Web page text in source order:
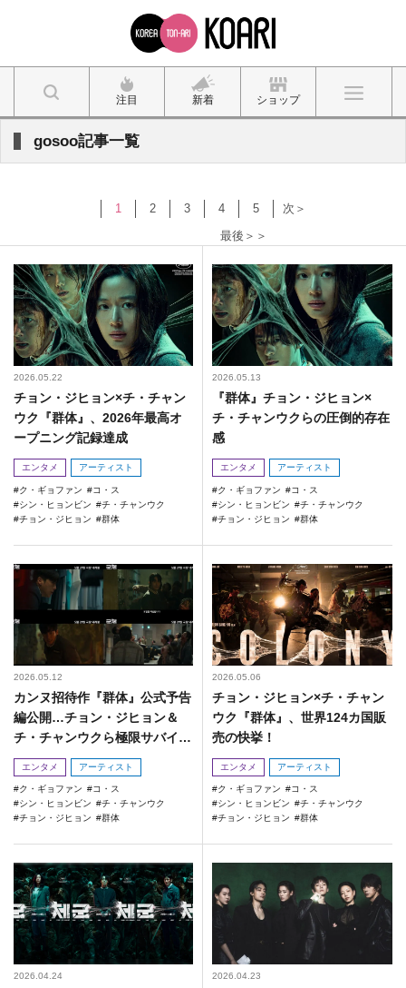
注目 新着 ショップ
gosoo記事一覧
1 2 3 4 5
次＞
最後＞＞
2026.05.22
チョン・ジヒョン×チ・チャン
ウク『群体』、2026年最高オ
ープニング記録達成
エンタメ アーティスト
ク・ギョファン
コ・ス
シン・ヒョンビン
チ・チャンウク
チョン・ジヒョン
群体
2026.05.13
『群体』チョン・ジヒョン×
チ・チャンウクらの圧倒的存在
感
エンタメ アーティスト
ク・ギョファン
コ・ス
シン・ヒョンビン
チ・チャンウク
チョン・ジヒョン
群体
2026.05.12
カンヌ招待作『群体』公式予告
編公開…チョン・ジヒョン＆
チ・チャンウクら極限サバイバ
ル
エンタメ アーティスト
ク・ギョファン
コ・ス
シン・ヒョンビン
チ・チャンウク
チョン・ジヒョン
群体
2026.05.06
チョン・ジヒョン×チ・チャン
ウク『群体』、世界124カ国販
売の快挙！
エンタメ アーティスト
ク・ギョファン
コ・ス
シン・ヒョンビン
チ・チャンウク
チョン・ジヒョン
群体
2026.04.24 2026.04.23